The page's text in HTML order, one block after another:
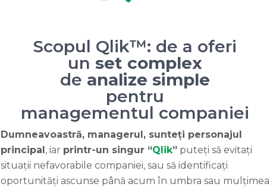
Scopul Qlik™: de a oferi
un set complex
de analize simple
pentru
managementul companiei
Dumneavoastră, managerul, sunteți personajul
principal, iar printr-un singur “Qlik”puteți să evitați
situații nefavorabile companiei, sau să identificați
oportunități ascunse până acum în umbra sau mulțimea